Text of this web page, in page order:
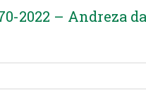
2022 – Andreza